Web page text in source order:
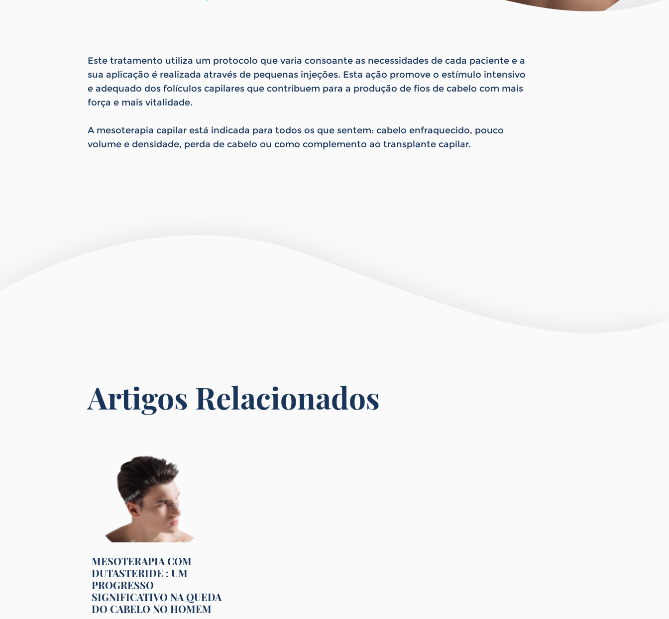
Este tratamento utiliza um protocolo que varia consoante as necessidades de cada paciente e a
sua aplicação é realizada através de pequenas injeções. Esta ação promove o estímulo intensivo
e adequado dos folículos capilares que contribuem para a produção de fios de cabelo com mais
força e mais vitalidade.
A mesoterapia capilar está indicada para todos os que sentem: cabelo enfraquecido, pouco
volume e densidade, perda de cabelo ou como complemento ao transplante capilar.
Artigos Relacionados
MESOTERAPIA COM
DUTASTERIDE : UM
PROGRESSO
SIGNIFICATIVO NA QUEDA
DO CABELO NO HOMEM